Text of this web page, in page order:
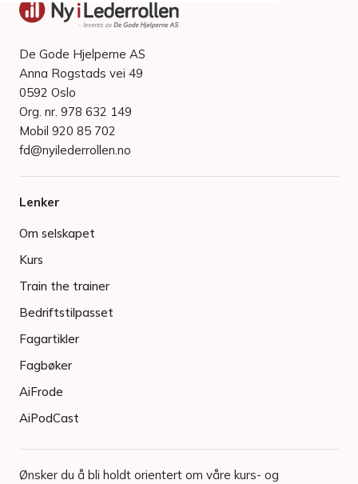
De Gode Hjelperne AS
Anna Rogstads vei 49
0592 Oslo
Org. nr. 978 632 149
Mobil 920 85 702
fd@nyilederrollen.no
Lenker
Om selskapet
Kurs
Train the trainer
Bedriftstilpasset
Fagartikler
Fagbøker
AiFrode
AiPodCast
Ønsker du å bli holdt orientert om våre kurs- og